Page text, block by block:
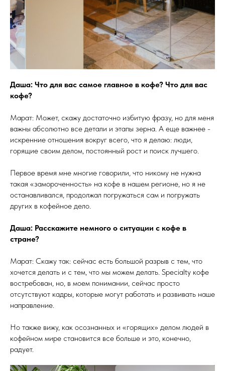
Даша: Что для вас самое главное в кофе? Что для вас
кофе?
Марат: Может, скажу достаточно избитую фразу, но для меня
важны абсолютно все детали и этапы зерна. А еще важнее -
искренние отношения вокруг всего, что я делаю: люди,
горящие своим делом, постоянный рост и поиск лучшего.
Первое время мне многие говорили, что никому не нужна
такая «замороченность» на кофе в нашем регионе, но я не
останавливался, продолжал погружаться сам и погружать
других в кофейное дело.
Даша: Расскажите немного о ситуации с кофе в
стране?
Марат: Скажу так: сейчас есть большой разрыв с тем, что
хочется делать и с тем, что мы можем делать. Specialty кофе
востребован, но, в моем понимании, сейчас просто
отсутствуют кадры, которые могут работать и развивать наше
направление.
Но также вижу, как осознанных и «горящих» делом людей в
кофейном мире становится все больше и это, конечно,
радует.